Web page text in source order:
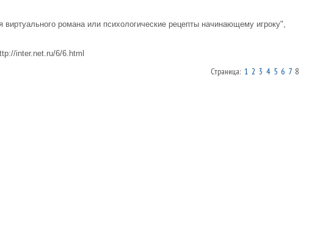
виртуального романа или психологические рецепты начинающему игроку",
inter.net.ru/6/6.html
Страница: 1 2 3 4 5 6 78